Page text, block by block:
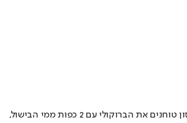
מרתיחים סיר גדול עם מים ומלח ומבשלים את הברוקולי, כשהסיר חצי מכוסה, כ־10 דקות. מוציאים את הברוקולי בכף מחוררת ושומרים את המים לבישול הפסטה. במעבד מזון טוחנים את הברוקולי עם 2 כפות ממי הבישול,